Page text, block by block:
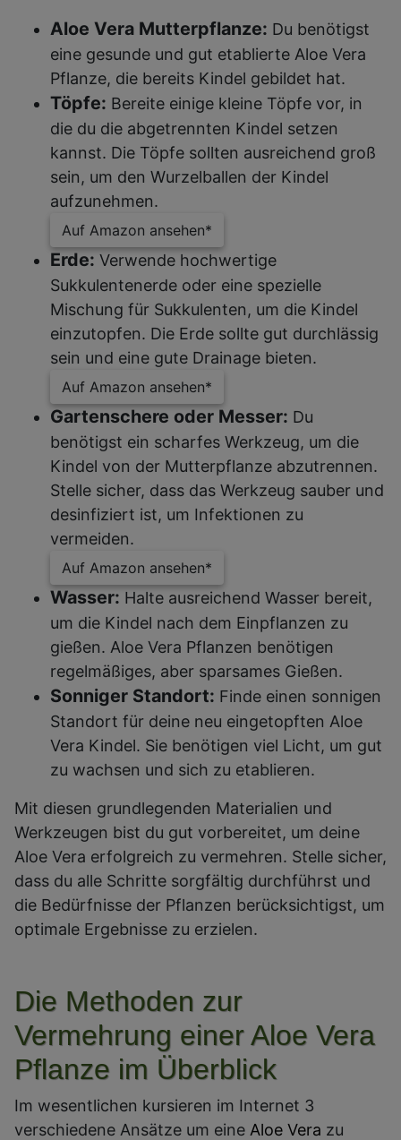
Aloe Vera Mutterpflanze: Du benötigst
eine gesunde und gut etablierte Aloe Vera
Pflanze, die bereits Kindel gebildet hat.
Töpfe: Bereite einige kleine Töpfe vor, in
die du die abgetrennten Kindel setzen
kannst. Die Töpfe sollten ausreichend groß
sein, um den Wurzelballen der Kindel
aufzunehmen.
Auf Amazon ansehen*
Erde: Verwende hochwertige
Sukkulentenerde oder eine spezielle
Mischung für Sukkulenten, um die Kindel
einzutopfen. Die Erde sollte gut durchlässig
sein und eine gute Drainage bieten.
Auf Amazon ansehen*
Gartenschere oder Messer: Du
benötigst ein scharfes Werkzeug, um die
Kindel von der Mutterpflanze abzutrennen.
Stelle sicher, dass das Werkzeug sauber und
desinfiziert ist, um Infektionen zu
vermeiden.
Auf Amazon ansehen*
Wasser: Halte ausreichend Wasser bereit,
um die Kindel nach dem Einpflanzen zu
gießen. Aloe Vera Pflanzen benötigen
regelmäßiges, aber sparsames Gießen.
Sonniger Standort: Finde einen sonnigen
Standort für deine neu eingetopften Aloe
Vera Kindel. Sie benötigen viel Licht, um gut
zu wachsen und sich zu etablieren.
Mit diesen grundlegenden Materialien und
Werkzeugen bist du gut vorbereitet, um deine
Aloe Vera erfolgreich zu vermehren. Stelle sicher,
dass du alle Schritte sorgfältig durchführst und
die Bedürfnisse der Pflanzen berücksichtigst, um
optimale Ergebnisse zu erzielen.
Die Methoden zur
Vermehrung einer Aloe Vera
Pflanze im Überblick
Im wesentlichen kursieren im Internet 3
verschiedene Ansätze um eine Aloe Vera zu